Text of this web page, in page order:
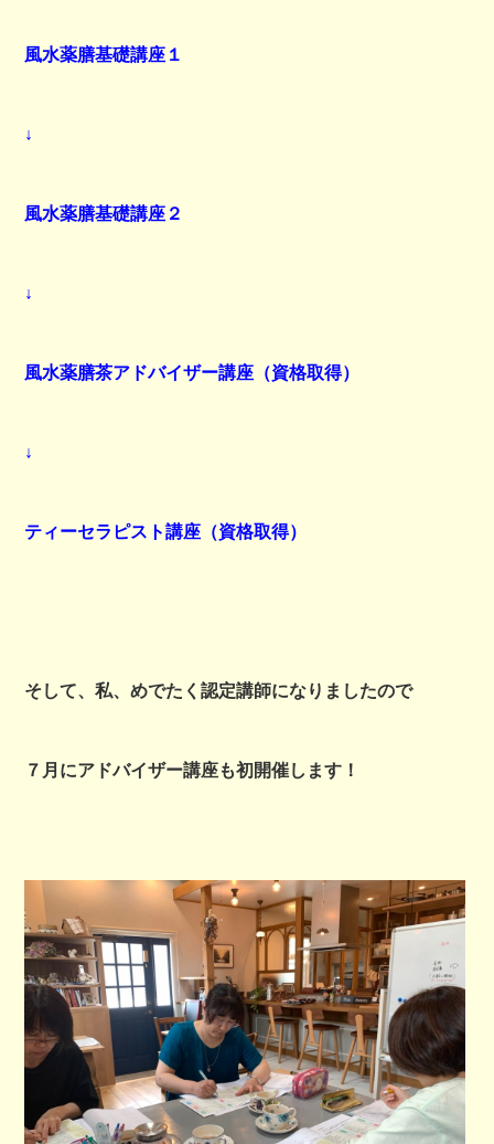
風水薬膳基礎講座１
↓
風水薬膳基礎講座２
↓
風水薬膳茶アドバイザー講座（資格取得）
↓
ティーセラピスト講座（資格取得）
そして、私、めでたく認定講師になりましたので
７月にアドバイザー講座も初開催します！